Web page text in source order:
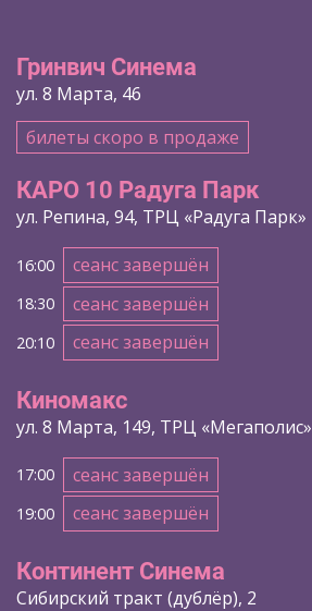
Гринвич Синема
ул. 8 Марта, 46
билеты скоро в продаже
КАРО 10 Радуга Парк
ул. Репина, 94, ТРЦ «Радуга Парк»
16:00 сеанс завершён
18:30 сеанс завершён
20:10 сеанс завершён
Киномакс
ул. 8 Марта, 149, ТРЦ «Мегаполис»
17:00 сеанс завершён
19:00 сеанс завершён
Континент Синема
Сибирский тракт (дублёр), 2